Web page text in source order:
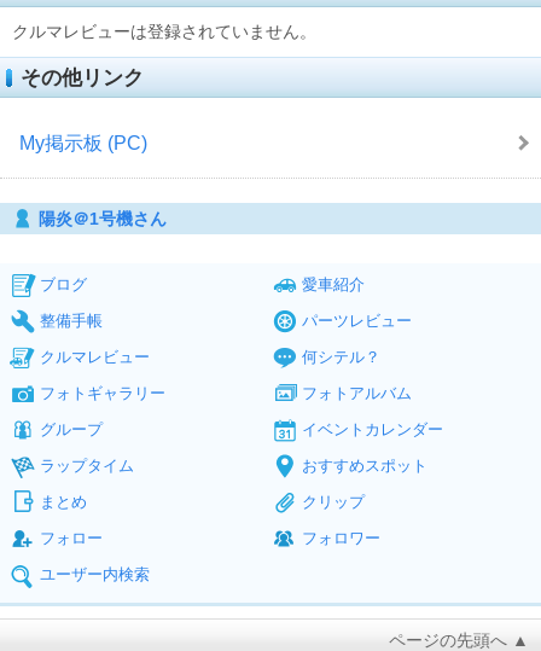
クルマレビューは登録されていません。
その他リンク
My掲示板 (PC)
陽炎＠1号機さん
ブログ
愛車紹介
整備手帳
パーツレビュー
クルマレビュー
何シテル？
フォトギャラリー
フォトアルバム
グループ
イベントカレンダー
ラップタイム
おすすめスポット
まとめ
クリップ
フォロー
フォロワー
ユーザー内検索
ページの先頭へ ▲